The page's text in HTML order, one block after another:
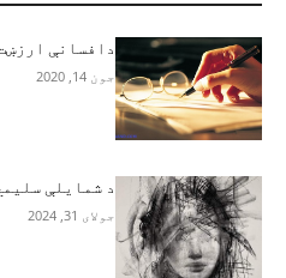
دافسانې
جون 14, 2020
د شمایلې
جولای 31, 2024